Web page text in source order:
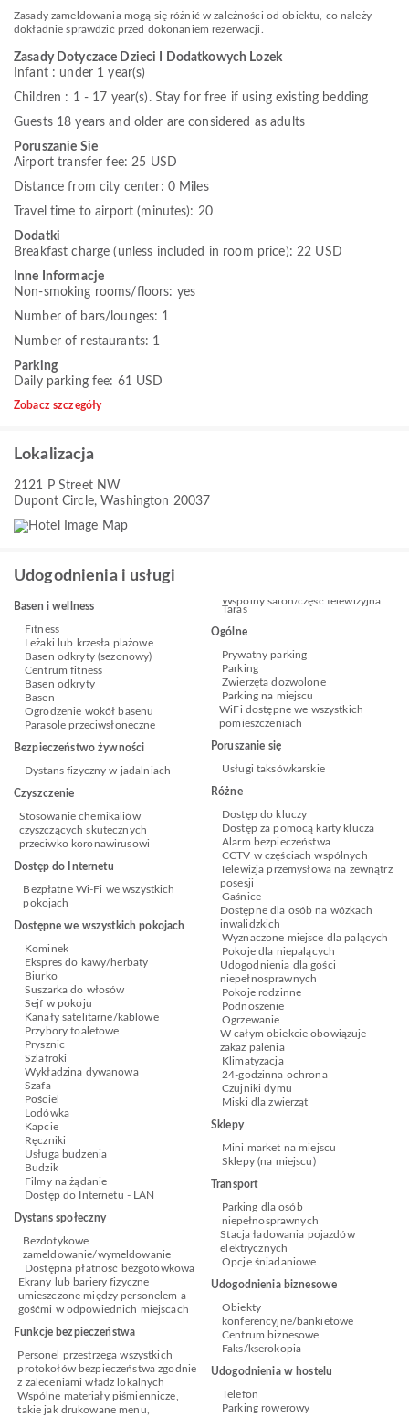
Zasady zameldowania mogą się różnić w zależności od obiektu, co należy
dokładnie sprawdzić przed dokonaniem rezerwacji.
Zasady Dotyczace Dzieci I Dodatkowych Lozek
Infant : under 1 year(s)
Children : 1 - 17 year(s). Stay for free if using existing bedding
Guests 18 years and older are considered as adults
Poruszanie Sie
Airport transfer fee: 25 USD
Distance from city center: 0 Miles
Travel time to airport (minutes): 20
Dodatki
Breakfast charge (unless included in room price): 22 USD
Inne Informacje
Non-smoking rooms/floors: yes
Number of bars/lounges: 1
Number of restaurants: 1
Parking
Daily parking fee: 61 USD
Zobacz szczegóły
Lokalizacja
2121 P Street NW
Dupont Circle, Washington 20037
Udogodnienia i usługi
Basen i wellness
Fitness
Leżaki lub krzesła plażowe
Basen odkryty (sezonowy)
Centrum fitness
Basen odkryty
Basen
Ogrodzenie wokół basenu
Parasole przeciwsłoneczne
Bezpieczeństwo żywności
Dystans fizyczny w jadalniach
Czyszczenie
Stosowanie chemikaliów
czyszczących skutecznych
przeciwko koronawirusowi
Dostęp do Internetu
Bezpłatne Wi-Fi we wszystkich
pokojach
Dostępne we wszystkich pokojach
Kominek
Ekspres do kawy/herbaty
Biurko
Suszarka do włosów
Sejf w pokoju
Kanały satelitarne/kablowe
Przybory toaletowe
Prysznic
Szlafroki
Wykładzina dywanowa
Szafa
Pościel
Lodówka
Kapcie
Ręczniki
Usługa budzenia
Budzik
Filmy na żądanie
Dostęp do Internetu - LAN
Dystans społeczny
Bezdotykowe
zameldowanie/wymeldowanie
Dostępna płatność bezgotówkowa
Ekrany lub bariery fizyczne
umieszczone między personelem a
gośćmi w odpowiednich miejscach
Funkcje bezpieczeństwa
Personel przestrzega wszystkich
protokołów bezpieczeństwa zgodnie
z zaleceniami władz lokalnych
Wspólne materiały piśmiennicze,
takie jak drukowane menu,
Wspólny salon/część telewizyjna
Taras
Ogólne
Prywatny parking
Parking
Zwierzęta dozwolone
Parking na miejscu
WiFi dostępne we wszystkich
pomieszczeniach
Poruszanie się
Usługi taksówkarskie
Różne
Dostęp do kluczy
Dostęp za pomocą karty klucza
Alarm bezpieczeństwa
CCTV w częściach wspólnych
Telewizja przemysłowa na zewnątrz
posesji
Gaśnice
Dostępne dla osób na wózkach
inwalidzkich
Wyznaczone miejsce dla palących
Pokoje dla niepalących
Udogodnienia dla gości
niepełnosprawnych
Pokoje rodzinne
Podnoszenie
Ogrzewanie
W całym obiekcie obowiązuje
zakaz palenia
Klimatyzacja
24-godzinna ochrona
Czujniki dymu
Miski dla zwierząt
Sklepy
Mini market na miejscu
Sklepy (na miejscu)
Transport
Parking dla osób
niepełnosprawnych
Stacja ładowania pojazdów
elektrycznych
Opcje śniadaniowe
Udogodnienia biznesowe
Obiekty
konferencyjne/bankietowe
Centrum biznesowe
Faks/kserokopia
Udogodnienia w hostelu
Telefon
Parking rowerowy